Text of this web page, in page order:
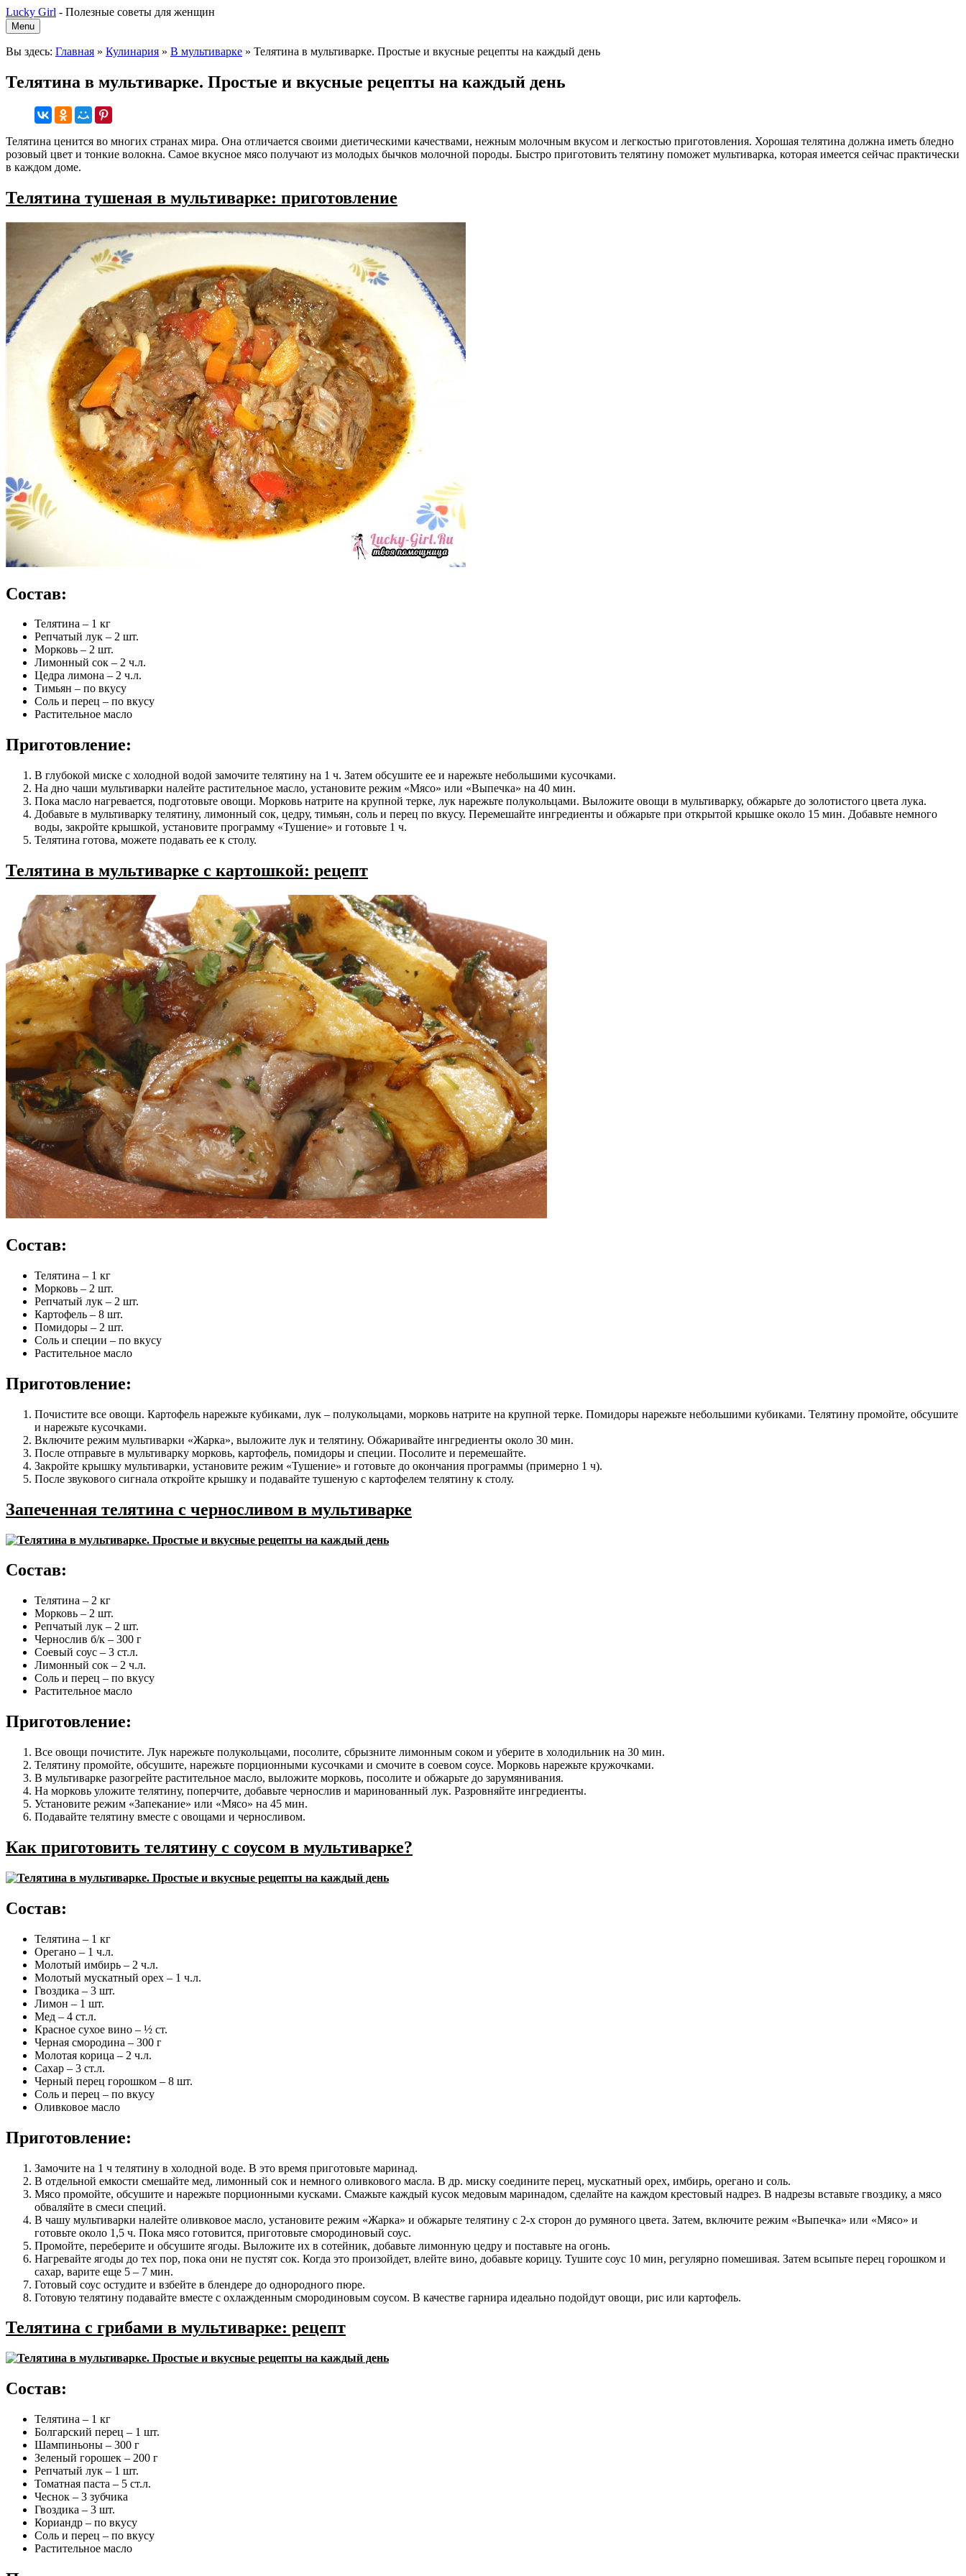
Lucky Girl - Полезные советы для женщин
Menu
Вы здесь: Главная » Кулинария » В мультиварке » Телятина в мультиварке. Простые и вкусные рецепты на каждый день
Телятина в мультиварке. Простые и вкусные рецепты на каждый день
Телятина ценится во многих странах мира. Она отличается своими диетическими качествами, нежным молочным вкусом и легкостью приготовления. Хорошая телятина должна иметь бледно
розовый цвет и тонкие волокна. Самое вкусное мясо получают из молодых бычков молочной породы. Быстро приготовить телятину поможет мультиварка, которая имеется сейчас практически
в каждом доме.
Телятина тушеная в мультиварке: приготовление
Состав:
Телятина – 1 кг
Репчатый лук – 2 шт.
Морковь – 2 шт.
Лимонный сок – 2 ч.л.
Цедра лимона – 2 ч.л.
Тимьян – по вкусу
Соль и перец – по вкусу
Растительное масло
Приготовление:
В глубокой миске с холодной водой замочите телятину на 1 ч. Затем обсушите ее и нарежьте небольшими кусочками.
На дно чаши мультиварки налейте растительное масло, установите режим «Мясо» или «Выпечка» на 40 мин.
Пока масло нагревается, подготовьте овощи. Морковь натрите на крупной терке, лук нарежьте полукольцами. Выложите овощи в мультиварку, обжарьте до золотистого цвета лука.
Добавьте в мультиварку телятину, лимонный сок, цедру, тимьян, соль и перец по вкусу. Перемешайте ингредиенты и обжарьте при открытой крышке около 15 мин. Добавьте немного
воды, закройте крышкой, установите программу «Тушение» и готовьте 1 ч.
Телятина готова, можете подавать ее к столу.
Телятина в мультиварке с картошкой: рецепт
Состав:
Телятина – 1 кг
Морковь – 2 шт.
Репчатый лук – 2 шт.
Картофель – 8 шт.
Помидоры – 2 шт.
Соль и специи – по вкусу
Растительное масло
Приготовление:
Почистите все овощи. Картофель нарежьте кубиками, лук – полукольцами, морковь натрите на крупной терке. Помидоры нарежьте небольшими кубиками. Телятину промойте, обсушите
и нарежьте кусочками.
Включите режим мультиварки «Жарка», выложите лук и телятину. Обжаривайте ингредиенты около 30 мин.
После отправьте в мультиварку морковь, картофель, помидоры и специи. Посолите и перемешайте.
Закройте крышку мультиварки, установите режим «Тушение» и готовьте до окончания программы (примерно 1 ч).
После звукового сигнала откройте крышку и подавайте тушеную с картофелем телятину к столу.
Запеченная телятина с черносливом в мультиварке
Состав:
Телятина – 2 кг
Морковь – 2 шт.
Репчатый лук – 2 шт.
Чернослив б/к – 300 г
Соевый соус – 3 ст.л.
Лимонный сок – 2 ч.л.
Соль и перец – по вкусу
Растительное масло
Приготовление:
Все овощи почистите. Лук нарежьте полукольцами, посолите, сбрызните лимонным соком и уберите в холодильник на 30 мин.
Телятину промойте, обсушите, нарежьте порционными кусочками и смочите в соевом соусе. Морковь нарежьте кружочками.
В мультиварке разогрейте растительное масло, выложите морковь, посолите и обжарьте до зарумянивания.
На морковь уложите телятину, поперчите, добавьте чернослив и маринованный лук. Разровняйте ингредиенты.
Установите режим «Запекание» или «Мясо» на 45 мин.
Подавайте телятину вместе с овощами и черносливом.
Как приготовить телятину с соусом в мультиварке?
Состав:
Телятина – 1 кг
Орегано – 1 ч.л.
Молотый имбирь – 2 ч.л.
Молотый мускатный орех – 1 ч.л.
Гвоздика – 3 шт.
Лимон – 1 шт.
Мед – 4 ст.л.
Красное сухое вино – ½ ст.
Черная смородина – 300 г
Молотая корица – 2 ч.л.
Сахар – 3 ст.л.
Черный перец горошком – 8 шт.
Соль и перец – по вкусу
Оливковое масло
Приготовление:
Замочите на 1 ч телятину в холодной воде. В это время приготовьте маринад.
В отдельной емкости смешайте мед, лимонный сок и немного оливкового масла. В др. миску соедините перец, мускатный орех, имбирь, орегано и соль.
Мясо промойте, обсушите и нарежьте порционными кусками. Смажьте каждый кусок медовым маринадом, сделайте на каждом крестовый надрез. В надрезы вставьте гвоздику, а мясо
обваляйте в смеси специй.
В чашу мультиварки налейте оливковое масло, установите режим «Жарка» и обжарьте телятину с 2-х сторон до румяного цвета. Затем, включите режим «Выпечка» или «Мясо» и
готовьте около 1,5 ч. Пока мясо готовится, приготовьте смородиновый соус.
Промойте, переберите и обсушите ягоды. Выложите их в сотейник, добавьте лимонную цедру и поставьте на огонь.
Нагревайте ягоды до тех пор, пока они не пустят сок. Когда это произойдет, влейте вино, добавьте корицу. Тушите соус 10 мин, регулярно помешивая. Затем всыпьте перец горошком и
сахар, варите еще 5 – 7 мин.
Готовый соус остудите и взбейте в блендере до однородного пюре.
Готовую телятину подавайте вместе с охлажденным смородиновым соусом. В качестве гарнира идеально подойдут овощи, рис или картофель.
Телятина с грибами в мультиварке: рецепт
Состав:
Телятина – 1 кг
Болгарский перец – 1 шт.
Шампиньоны – 300 г
Зеленый горошек – 200 г
Репчатый лук – 1 шт.
Томатная паста – 5 ст.л.
Чеснок – 3 зубчика
Гвоздика – 3 шт.
Кориандр – по вкусу
Соль и перец – по вкусу
Растительное масло